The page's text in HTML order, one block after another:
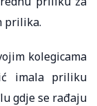
prilika.
kolegicama
imala priliku
gdje se rađaju